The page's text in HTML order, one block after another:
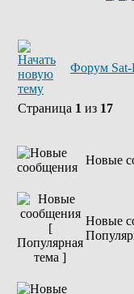
Форум Sat-
Страница 1 из 17
Новые
Новые